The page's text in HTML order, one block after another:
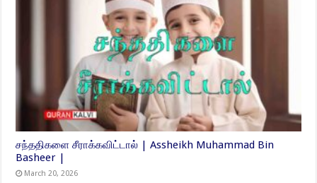
சந்ததிகளை சீராக்கவிட்டால் | Assheikh Muhammad Bin
Basheer |
March 20, 2026